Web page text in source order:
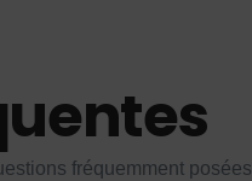
fréquemment posées